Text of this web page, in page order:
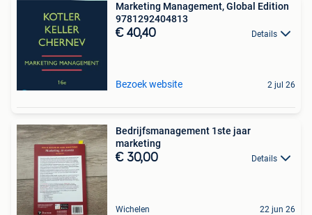
Marketing Management, Global Edition
9781292404813
€ 40,40 Details
Bezoek website 2 jul 26
Bedrijfsmanagement 1ste jaar
marketing
€ 30,00 Details
Wichelen 22 jun 26